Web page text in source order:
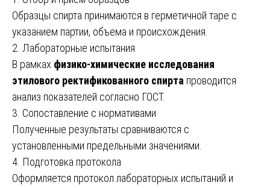
Образцы спирта принимаются в герметичной таре с
указанием партии, объема и происхождения.
2. Лабораторные испытания
В рамках физико-химические исследования
этилового ректификованного спирта проводится
анализ показателей согласно ГОСТ.
3. Сопоставление с нормативами
Полученные результаты сравниваются с
установленными предельными значениями.
4. Подготовка протокола
Оформляется протокол лабораторных испытаний и